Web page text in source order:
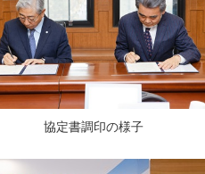
協定書調印の様子